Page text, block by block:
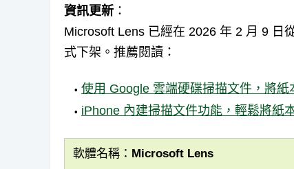
資訊更新 ：
Microsoft Lens 已經在 2026 年 2 月 9 日
式下架。推薦閱讀：
使用 Google 雲端硬碟掃描文件，將紙
iPhone 內建掃描文件功能，輕鬆將紙
軟體名稱：Microsoft Lens